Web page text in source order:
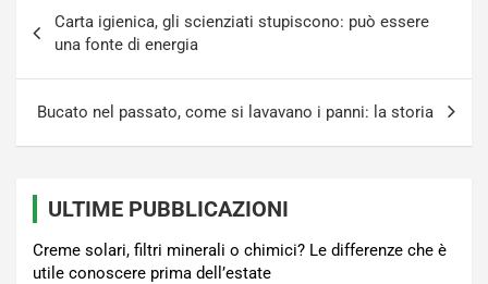
articoli
Carta igienica, gli scienziati stupiscono: può essere
una fonte di energia
Bucato nel passato, come si lavavano i panni: la storia
ULTIME PUBBLICAZIONI
Creme solari, filtri minerali o chimici? Le differenze che è
utile conoscere prima dell’estate